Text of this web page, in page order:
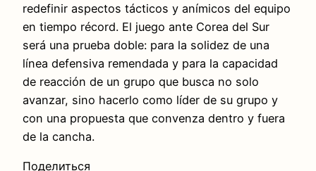
redefinir aspectos tácticos y anímicos del equipo
en tiempo récord. El juego ante Corea del Sur
será una prueba doble: para la solidez de una
línea defensiva remendada y para la capacidad
de reacción de un grupo que busca no solo
avanzar, sino hacerlo como líder de su grupo y
con una propuesta que convenza dentro y fuera
de la cancha.
Поделиться